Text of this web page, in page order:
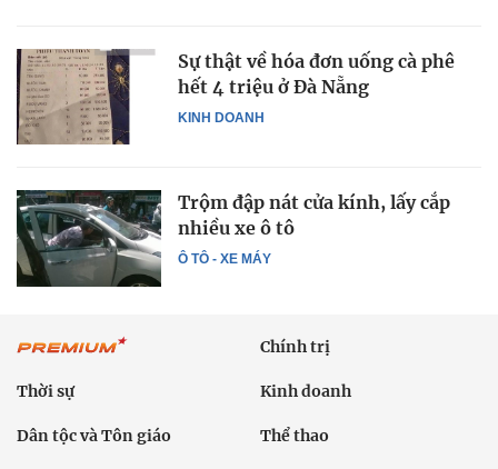
KINH DOANH
Sự thật về hóa đơn uống cà phê
hết 4 triệu ở Đà Nẵng
Ô TÔ - XE MÁY
Trộm đập nát cửa kính, lấy cắp
nhiều xe ô tô
Chính trị
Thời sự Kinh doanh
Dân tộc và Tôn giáo Thể thao